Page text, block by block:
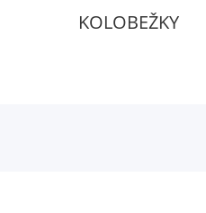
KOLOBEŽKY